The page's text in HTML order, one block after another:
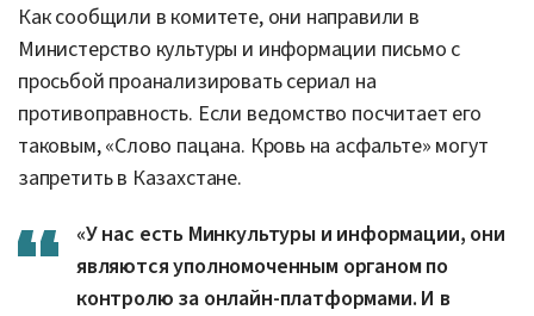
Как сообщили в комитете, они направили в
Министерство культуры и информации письмо с
просьбой проанализировать сериал на
противоправность. Если ведомство посчитает его
таковым, «Слово пацана. Кровь на асфальте» могут
запретить в Казахстане.
«У нас есть Минкультуры и информации, они
являются уполномоченным органом по
контролю за онлайн-платформами. И в